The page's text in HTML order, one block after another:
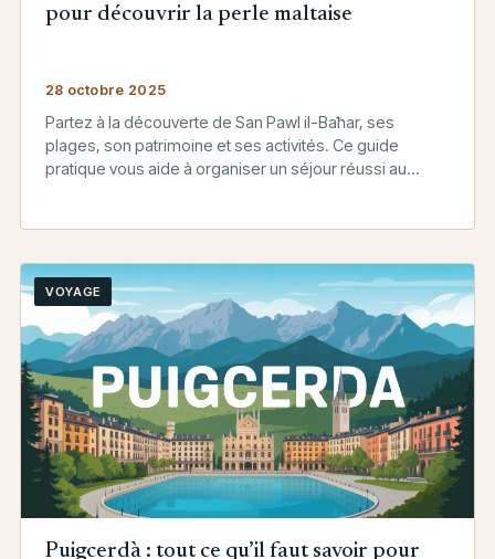
pour découvrir la perle maltaise
28 octobre 2025
Partez à la découverte de San Pawl il-Baħar, ses
plages, son patrimoine et ses activités. Ce guide
pratique vous aide à organiser un séjour réussi au…
VOYAGE
Puigcerdà : tout ce qu’il faut savoir pour